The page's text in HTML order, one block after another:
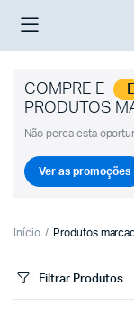
COMPRE E
PRODUTOS
Não perca esta
Ver as promoções
Início Produtos
Filtrar Produtos